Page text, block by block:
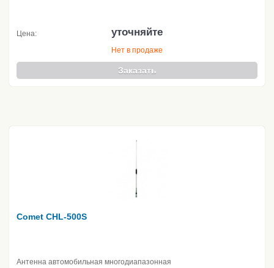
Цена: уточняйте
Нет в продаже
Заказать
Comet CHL-500S
Антенна автомобильная многодиапазонная